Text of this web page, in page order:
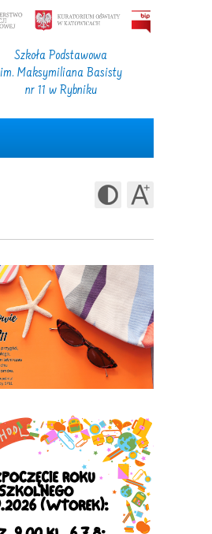
Szkoła Podstawowa
im. Maksymiliana Basisty
nr 11 w Rybniku